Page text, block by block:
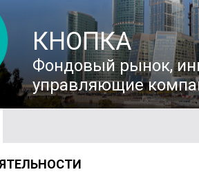
КНОПКА
Фондовый рынок,
управляющие